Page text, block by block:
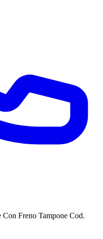
Freno Tampone Cod.